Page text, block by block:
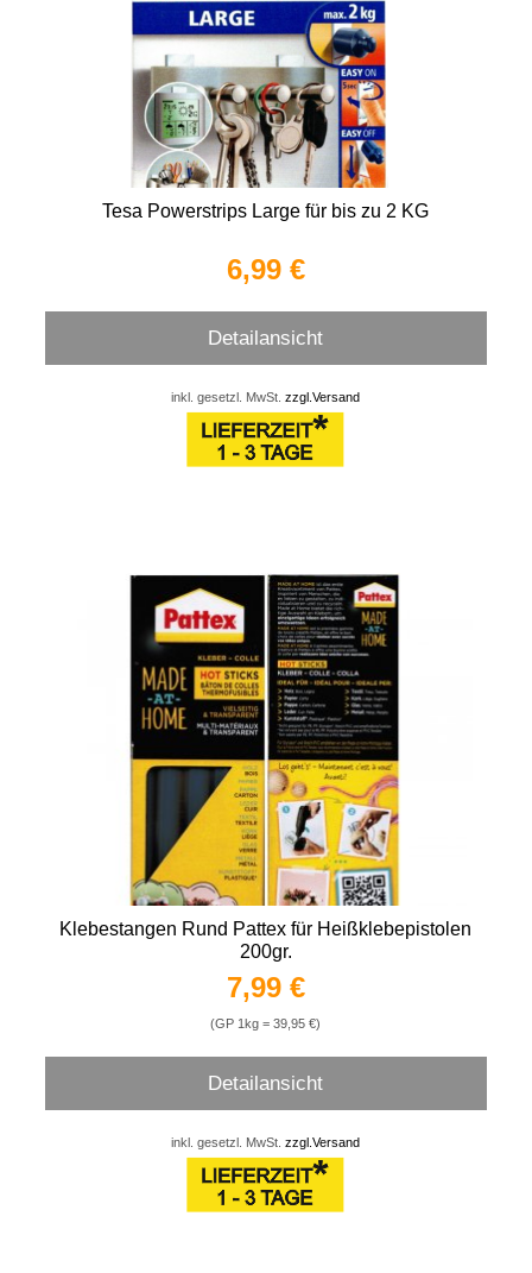
Tesa Powerstrips Large für bis zu 2 KG
6,99 €
Detailansicht
inkl. gesetzl. MwSt.zzgl.Versand
Klebestangen Rund Pattex für Heißklebepistolen
200gr.
7,99 €
(GP 1kg = 39,95 €)
Detailansicht
inkl. gesetzl. MwSt.zzgl.Versand